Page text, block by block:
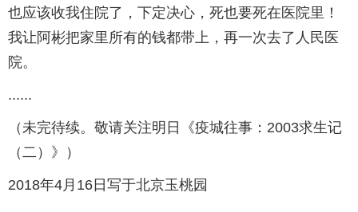
也应该收我住院了，下定决心，死也要死在医院里！
我让阿彬把家里所有的钱都带上，再一次去了人民医
院。
......
（未完待续。敬请关注明日《疫城往事：2003求生记
（二）》）
2018年4月16日写于北京玉桃园